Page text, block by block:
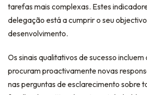
tarefas mais complexas. Estes
delegação está a cumprir o seu
desenvolvimento.
Os sinais qualitativos de sucesso
procuram proactivamente novas
nas perguntas de esclarecimento sobre